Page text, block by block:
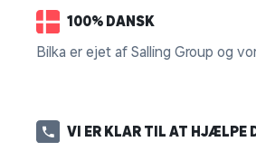
100% DANSK
Bilka er ejet af Salling Group og
VI ER KLAR TIL AT HJÆLPE